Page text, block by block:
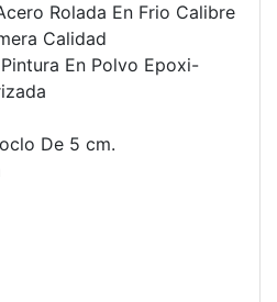
Rolada En Frio Calibre
Calidad
En Polvo Epoxi-
De 5 cm.